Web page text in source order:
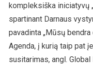
kompleksiška iniciatyvų
spartinant Darnaus
pavadinta „Mūsų bendra
Agenda, į kurią taip pat
susitarimas, angl.